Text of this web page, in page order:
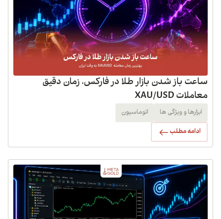
ساعت باز شدن بازار طلا در فارکس، زمان دقیق
معاملات XAU/USD
ابزارها و ویژگی ها اتوماسیون
ادامه مطلب